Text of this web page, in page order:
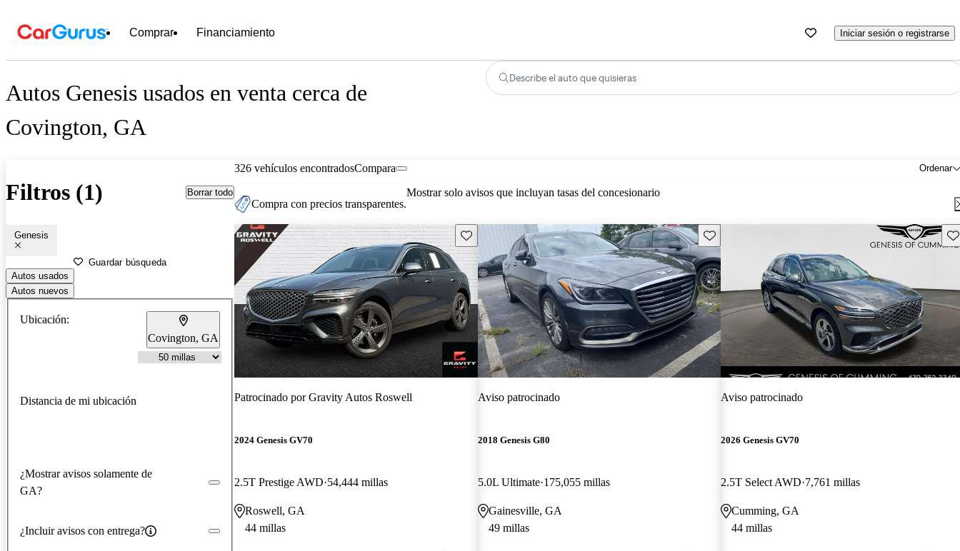
Comprar Financiamiento Iniciar sesión o registrarse
Autos Genesis usados en venta cerca de
Covington, GA
Describe el auto que quisieras
Filtros (1) Borrar todo
Genesis
Guardar búsqueda
Autos usados
Autos nuevos
Ubicación:
Covington, GA
Distancia de mi ubicación
¿Mostrar avisos solamente de
GA?
¿Incluir avisos con entrega?
326 vehículos encontrados Ordenar
Compara
Compra con precios transparentes.
Mostrar solo avisos que incluyan tasas del concesionario
Guarda este Aviso
Patrocinado porGravity Autos Roswell
2024 Genesis GV70
2.5T Prestige AWD 54,444 millas
Roswell, GA
44 millas
Guarda este Aviso
Aviso patrocinado
2018 Genesis G80
5.0L Ultimate 175,055 millas
Gainesville, GA
49 millas
Aviso patrocinado
2026 Genesis GV70
2.5T Select AWD 7,761 millas
Cumming, GA
44 millas